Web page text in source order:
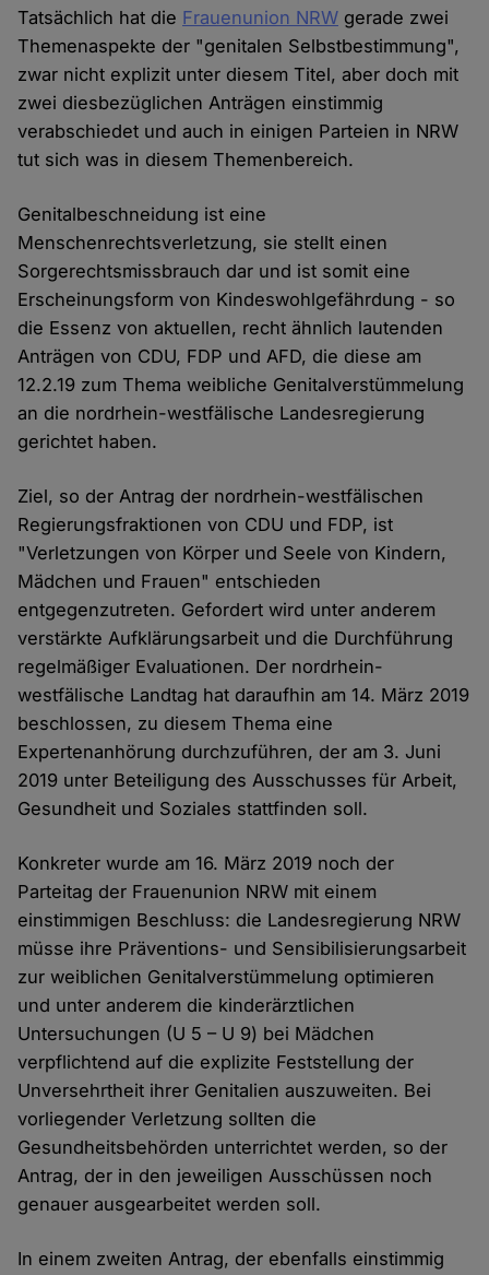
Tatsächlich hat die Frauenunion NRW gerade zwei
Themenaspekte der "genitalen Selbstbestimmung",
zwar nicht explizit unter diesem Titel, aber doch mit
zwei diesbezüglichen Anträgen einstimmig
verabschiedet und auch in einigen Parteien in NRW
tut sich was in diesem Themenbereich.
Genitalbeschneidung ist eine
Menschenrechtsverletzung, sie stellt einen
Sorgerechtsmissbrauch dar und ist somit eine
Erscheinungsform von Kindeswohlgefährdung - so
die Essenz von aktuellen, recht ähnlich lautenden
Anträgen von CDU, FDP und AFD, die diese am
12.2.19 zum Thema weibliche Genitalverstümmelung
an die nordrhein-westfälische Landesregierung
gerichtet haben.
Ziel, so der Antrag der nordrhein-westfälischen
Regierungsfraktionen von CDU und FDP, ist
"Verletzungen von Körper und Seele von Kindern,
Mädchen und Frauen" entschieden
entgegenzutreten. Gefordert wird unter anderem
verstärkte Aufklärungsarbeit und die Durchführung
regelmäßiger Evaluationen. Der nordrhein-
westfälische Landtag hat daraufhin am 14. März 2019
beschlossen, zu diesem Thema eine
Expertenanhörung durchzuführen, der am 3. Juni
2019 unter Beteiligung des Ausschusses für Arbeit,
Gesundheit und Soziales stattfinden soll.
Konkreter wurde am 16. März 2019 noch der
Parteitag der Frauenunion NRW mit einem
einstimmigen Beschluss: die Landesregierung NRW
müsse ihre Präventions- und Sensibilisierungsarbeit
zur weiblichen Genitalverstümmelung optimieren
und unter anderem die kinderärztlichen
Untersuchungen (U 5 – U 9) bei Mädchen
verpflichtend auf die explizite Feststellung der
Unversehrtheit ihrer Genitalien auszuweiten. Bei
vorliegender Verletzung sollten die
Gesundheitsbehörden unterrichtet werden, so der
Antrag, der in den jeweiligen Ausschüssen noch
genauer ausgearbeitet werden soll.
In einem zweiten Antrag, der ebenfalls einstimmig